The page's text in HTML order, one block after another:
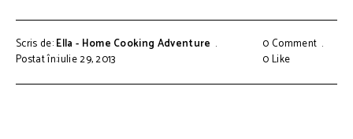
Scris de:Ella - Home Cooking Adventure
Postat în:iulie 29, 2013
0 Comment
0Like